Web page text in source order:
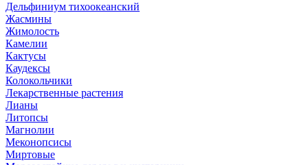
Дельфиниум тихоокеанский
Жасмины
Жимолость
Камелии
Кактусы
Каудексы
Колокольчики
Лекарственные растения
Лианы
Литопсы
Магнолии
Меконопсисы
Миртовые